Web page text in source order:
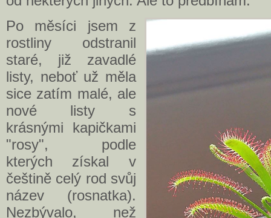
Po měsíci jsem z
rostliny odstranil
staré, již zavadlé
listy, neboť už měla
sice zatím malé, ale
nové listy s
krásnými kapičkami
"rosy", podle
kterých získal v
češtině celý rod svůj
název (rosnatka).
Nezbývalo, než